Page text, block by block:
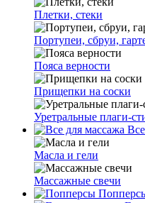
Плетки, стеки
Портупеи, сбруи,
Пояса верности
Прищепки на соски
Уретральные плаги-
Масла и гели
Массажные свечи